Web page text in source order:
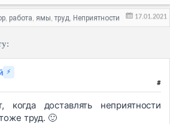
17.01.2021
, работа, ямы,труд, Неприятности
⚡
#
доставлять неприятности
труд. 🙂